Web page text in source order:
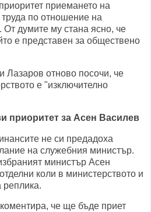
приемането на
по отношение на
От думите му стана ясно, че
е представен за обществено
Лазаров отново посочи, че
е "изключително
приоритет за Асен Василев
не си предадоха
на служебния министър.
министър Асен
коли в министерството и
реплика.
че ще бъде приет